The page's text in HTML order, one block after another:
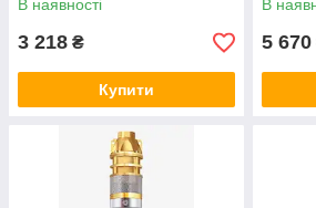
підключити до техніки додаткові модулі
при необхідності можна замінити будь-
В наявності
3 218 ₴
Купити
В
5 670